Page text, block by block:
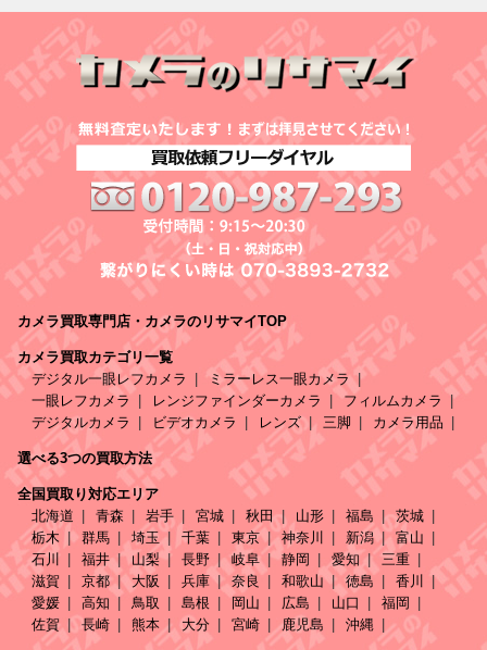
カメラ買取専門店・カメラのリサマイTOP
カメラ買取カテゴリ一覧
デジタル一眼レフカメラ
ミラーレス一眼カメラ
一眼レフカメラ
レンジファインダーカメラ
フィルムカメラ
デジタルカメラ
ビデオカメラ レンズ 三脚 カメラ用品
選べる3つの買取方法
全国買取り対応エリア
北海道
青森 岩手 宮城 秋田 山形 福島
茨城
栃木
群馬 埼玉 千葉 東京 神奈川 新潟
富山
石川
福井 山梨 長野 岐阜 静岡 愛知
三重
滋賀
京都 大阪 兵庫 奈良 和歌山 徳島
香川
愛媛
高知 鳥取 島根 岡山 広島 山口
福岡
佐賀
長崎 熊本 大分 宮崎 鹿児島 沖縄